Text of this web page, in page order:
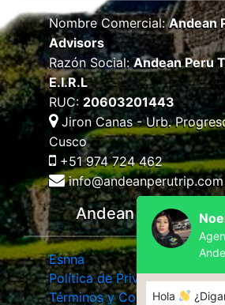
Nombre Comercial:Andean
Advisors
Razón Social:Andean Peru
E.I.R.L
RUC: 20603201443
Jiron Canas - Urb.
Cusco
+51 974 724 462
info@andeanperutrip.com
Andean Peru Trip
Esnna
Política de Privacidad
Términos y Condiciones
Hola